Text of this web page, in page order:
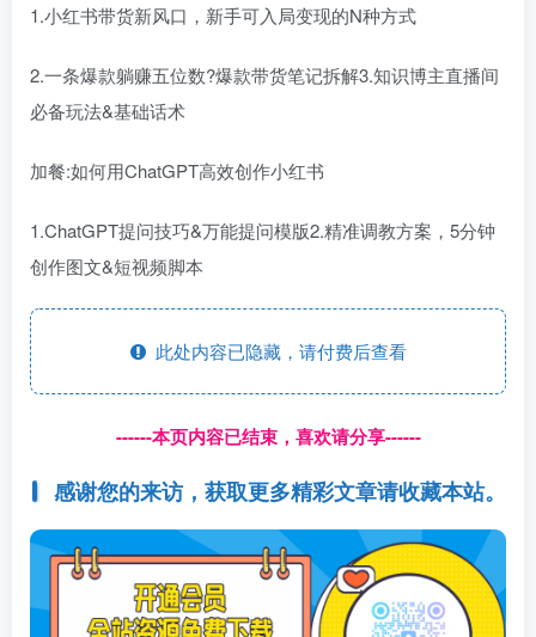
1.小红书带货新风口，新手可入局变现的N种方式
2.一条爆款躺赚五位数?爆款带货笔记拆解3.知识博主直播间
必备玩法&基础话术
加餐:如何用ChatGPT高效创作小红书
1.ChatGPT提问技巧&万能提问模版2.精准调教方案，5分钟
创作图文&短视频脚本
此处内容已隐藏，请付费后查看
------本页内容已结束，喜欢请分享------
感谢您的来访，获取更多精彩文章请收藏本站。